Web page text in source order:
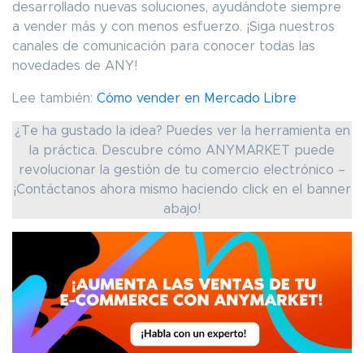
desarrollado nuevas soluciones, ayudándote siempre
a vender más y con menos esfuerzo. ¡Siga nuestros
canales de comunicación para conocer todas las
novedades de ANY!
Lee también: Cómo vender en Mercado Libre
¿Te ha gustado la idea? Puedes ver la herramienta en
la práctica. Descubre cómo ANYMARKET puede
revolucionar la gestión de tu comercio electrónico –
¡Contáctanos ahora mismo haciendo click en el banner
abajo!